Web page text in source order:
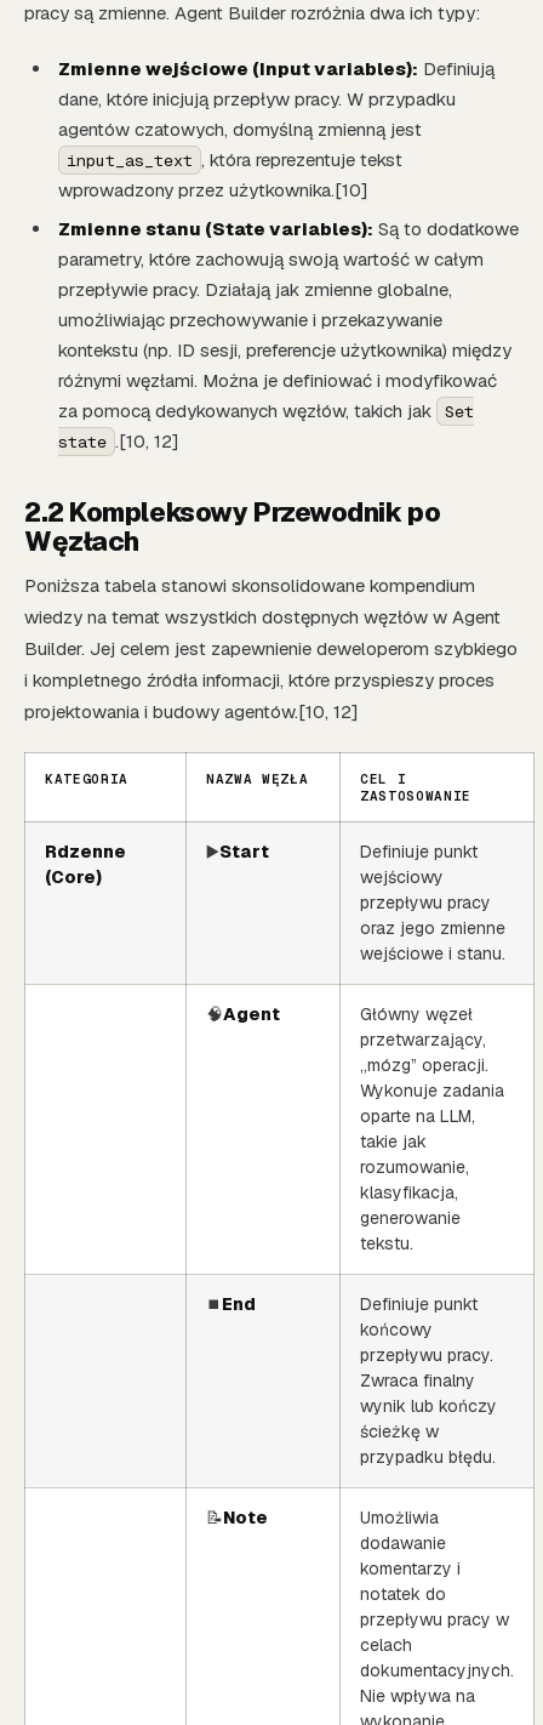
pracy są zmienne. Agent Builder rozróżnia dwa ich typy:
Zmienne wejściowe (Input variables): Definiują
dane, które inicjują przepływ pracy. W przypadku
agentów czatowych, domyślną zmienną jest
input_as_text , która reprezentuje tekst
wprowadzony przez użytkownika.[10]
Zmienne stanu (State variables): Są to dodatkowe
parametry, które zachowują swoją wartość w całym
przepływie pracy. Działają jak zmienne globalne,
umożliwiając przechowywanie i przekazywanie
kontekstu (np. ID sesji, preferencje użytkownika) między
różnymi węzłami. Można je definiować i modyfikować
za pomocą dedykowanych węzłów, takich jak
Set
state .[10, 12]
2.2 Kompleksowy Przewodnik po
Węzłach
Poniższa tabela stanowi skonsolidowane kompendium
wiedzy na temat wszystkich dostępnych węzłów w Agent
Builder. Jej celem jest zapewnienie deweloperom szybkiego
i kompletnego źródła informacji, które przyspieszy proces
projektowania i budowy agentów.[10, 12]
KATEGORIA NAZWA WĘZŁA
CEL I
ZASTOSOWANIE
Rdzenne
(Core)
▶️Start
Definiuje punkt
wejściowy
przepływu pracy
oraz jego zmienne
wejściowe i stanu.
🧠Agent
Główny węzeł
przetwarzający,
„mózg” operacji.
Wykonuje zadania
oparte na LLM,
takie jak
rozumowanie,
klasyfikacja,
generowanie
tekstu.
⏹️ End
Definiuje punkt
końcowy
przepływu pracy.
Zwraca finalny
wynik lub kończy
ścieżkę w
przypadku błędu.
📝Note
Umożliwia
dodawanie
komentarzy i
notatek do
przepływu pracy w
celach
dokumentacyjnych.
Nie wpływa na